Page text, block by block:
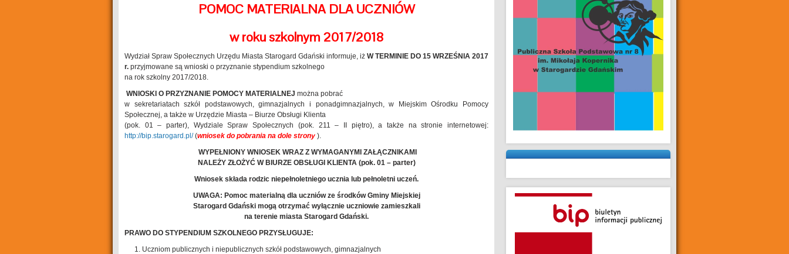
POMOC MATERIALNA DLA UCZNIÓW
w roku szkolnym 2017/2018
Wydział Spraw Społecznych Urzędu Miasta Starogard Gdański informuje, iż W TERMINIE DO 15 WRZEŚNIA 2017
r. przyjmowane są wnioski o przyznanie stypendium szkolnego
na rok szkolny 2017/2018.
WNIOSKI O PRZYZNANIE POMOCY MATERIALNEJ można pobrać
w sekretariatach szkół podstawowych, gimnazjalnych i ponadgimnazjalnych, w Miejskim Ośrodku Pomocy
Społecznej, a także w Urzędzie Miasta – Biurze Obsługi Klienta
(pok. 01 – parter), Wydziale Spraw Społecznych (pok. 211 – II piętro), a także na stronie internetowej:
http://bip.starogard.pl/(wniosek do pobrania na dole strony ).
WYPEŁNIONY WNIOSEK WRAZ Z WYMAGANYMI ZAŁĄCZNIKAMI
NALEŻY ZŁOŻYĆ W BIURZE OBSŁUGI KLIENTA (pok. 01 – parter)
Wniosek składa rodzic niepełnoletniego ucznia lub pełnoletni uczeń.
UWAGA: Pomoc materialną dla uczniów ze środków Gminy Miejskiej
Starogard Gdański mogą otrzymać wyłącznie uczniowie zamieszkali
na terenie miasta Starogard Gdański.
PRAWO DO STYPENDIUM SZKOLNEGO PRZYSŁUGUJE:
Uczniom publicznych i niepublicznych szkół podstawowych, gimnazjalnych